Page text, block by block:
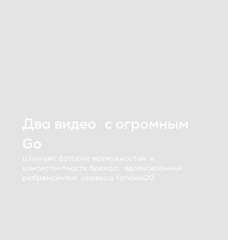
Два видео с огромным
Go
Шоукейс фоторил возможностей и
консистентности бренда, вдохновленный
ребрендингом сервиса YandexGO